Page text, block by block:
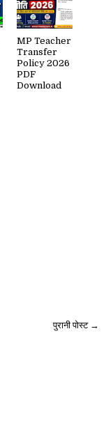
MP Teacher
Transfer
Policy 2026
PDF
Download
पुरानी पोस्ट →